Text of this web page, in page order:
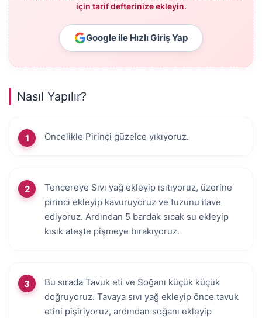
için tarif defterinize ekleyin.
Google ile Hızlı Giriş Yap
Nasıl Yapılır?
Öncelikle Pirinçi güzelce yıkıyoruz.
Tencereye Sıvı yağ ekleyip ısıtıyoruz, üzerine
pirinci ekleyip kavuruyoruz ve tuzunu ilave
ediyoruz. Ardından 5 bardak sıcak su ekleyip
kısık ateşte pişmeye bırakıyoruz.
Bu sırada Tavuk eti ve Soğanı küçük küçük
doğruyoruz. Tavaya sıvı yağ ekleyip önce tavuk
etini pişiriyoruz, ardından soğanı ekleyip